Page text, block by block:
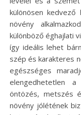
különösen
növény
különböző éghajlati
így ideális lehet
szép és karakteres
egészséges
elengedhetetlen
öntözés, metszés
növény jólétének